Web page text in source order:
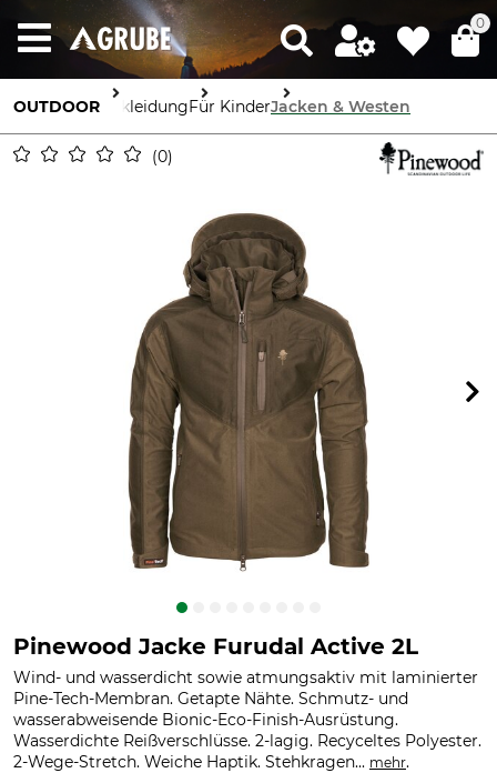
0
OUTDOOR BekleidungFür KinderJacken & Westen
0
Pinewood Jacke Furudal Active 2L
Wind- und wasserdicht sowie atmungsaktiv mit laminierter
Pine-Tech-Membran. Getapte Nähte. Schmutz- und
wasserabweisende Bionic-Eco-Finish-Ausrüstung.
Wasserdichte Reißverschlüsse. 2-lagig. Recyceltes Polyester.
2-Wege-Stretch. Weiche Haptik. Stehkragen... mehr.